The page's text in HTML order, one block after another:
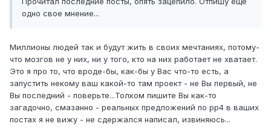
одно свое мнение...
Миллионы людей так и будут жить в своих мечтаниях, потому-
что мозгов не у них, ни у того, кто на них работает не хватает.
Это я про то, что вроде-бы, как-бы у Вас что-то есть, а
запустить некому ваш какой-то там проект - не Вы первый, не
Вы последний - поверьте...Толком пишите Вы как-то
загадочно, смазанно - реальных предложений по рр4 в ваших
постах я не вижу - не сдержался написал, извиняюсь...